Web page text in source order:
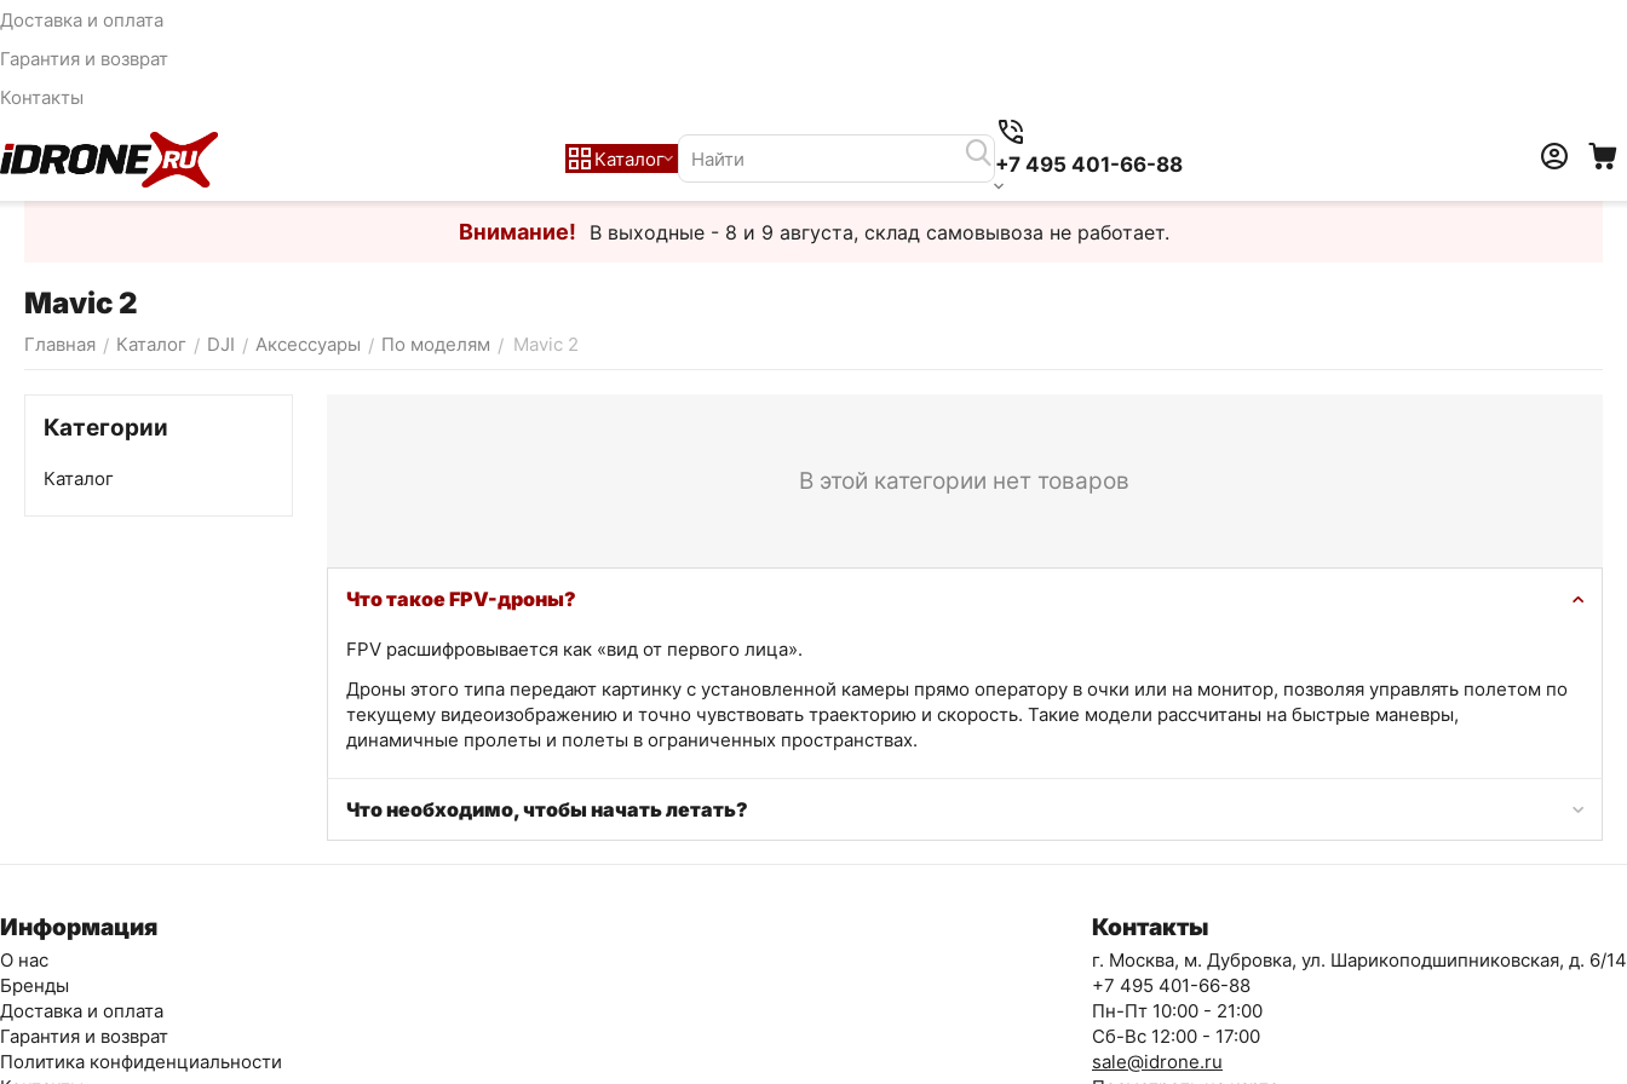
Доставка и оплата
Гарантия и возврат
Контакты
Каталог +7 495 401-66-88
Внимание! В выходные - 8 и 9 августа, склад самовывоза не работает.
Mavic 2
Главная / Каталог / DJI / Аксессуары / По моделям / Mavic 2
Категории
Каталог
Что такое FPV-дроны?
FPV расшифровывается как «вид от первого лица».
Дроны этого типа передают картинку с установленной камеры прямо оператору в очки или на монитор, позволяя управлять полетом по
текущему видеоизображению и точно чувствовать траекторию и скорость. Такие модели рассчитаны на быстрые маневры,
динамичные пролеты и полеты в ограниченных пространствах.
Что необходимо, чтобы начать летать?
В этой категории нет товаров
Информация
О нас
Бренды
Доставка и оплата
Гарантия и возврат
Политика конфиденциальности
Контакты
г. Москва, м. Дубровка, ул. Шарикоподшипниковская, д. 6/14
+7 495 401-66-88
Пн-Пт 10:00 - 21:00
Сб-Вс 12:00 - 17:00
sale@idrone.ru